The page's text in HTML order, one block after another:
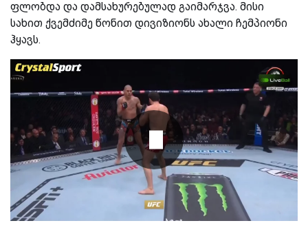
ფლობდა და დამსახურებულად გაიმარჯვა. მისი
სახით ქვემძიმე წონით დივიზიონს ახალი ჩემპიონი
ჰყავს.